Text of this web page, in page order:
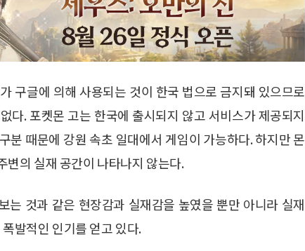
구글에 의해 사용되는 것이 한국 법으로 금지돼 있으므로
다. 포켓몬 고는 한국에 출시되지 않고 서비스가 제공되지
분 때문에 강원 속초 일대에서 게임이 가능하다. 하지만 몬
변의 실재 공간이 나타나지 않는다.
는 것과 같은 현장감과 실재감을 높였을 뿐만 아니라 실재
발적인 인기를 얻고 있다.